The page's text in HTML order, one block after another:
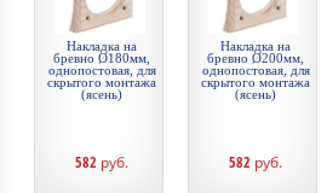
Накладка на
бревно Ø180мм,
однопостовая, для
скрытого монтажа
(ясень)
582 руб.
Накладка на
бревно Ø200мм,
однопостовая, для
скрытого монтажа
(ясень)
582 руб.